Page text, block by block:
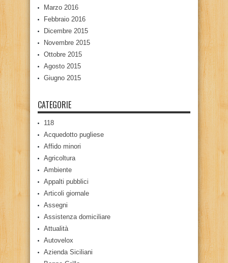
Marzo 2016
Febbraio 2016
Dicembre 2015
Novembre 2015
Ottobre 2015
Agosto 2015
Giugno 2015
CATEGORIE
118
Acquedotto pugliese
Affido minori
Agricoltura
Ambiente
Appalti pubblici
Articoli giornale
Assegni
Assistenza domiciliare
Attualità
Autovelox
Azienda Siciliani